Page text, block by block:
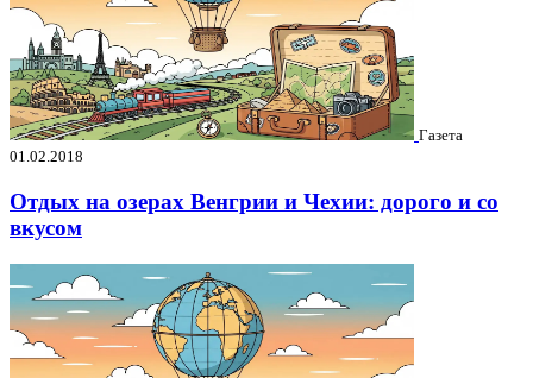
Газета
01.02.2018
Отдых на озерах Венгрии и Чехии: дорого и со
вкусом